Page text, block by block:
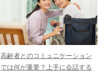
高齢者とのコミュニケーション
では何が重要？上手に会話する